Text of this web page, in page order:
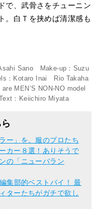
で、武骨さをチューニン
。白Ｔを挟めば清潔感も
Sano Make-up：Suzu
：Kotaro Inai Rio Takaha
MEN’S NON-NO model
：Keiichiro Miyata
ー」を。服のプロたち
カー８選！ありそうで
の「ニューバラン
集部的ベストバイ！ 最
ターたちがガチで欲し